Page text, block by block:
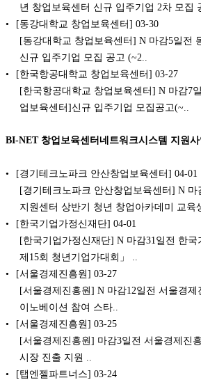
년 창업보육센터 신규 입주기업 2차 모집
[동강대학교 창업보육센터] 03-30
[동강대학교 창업보육센터] N 마감5일전
신규 입주기업 모집 공고 (~2..
[한국항공대학교 창업보육센터] 03-27
[한국항공대학교 창업보육센터] N 마감7
업보육센터]신규 입주기업 모집공고(~..
BI-NET 창업보육센터네트워크시스템 지원
[경기테크노파크 안산창업보육센터] 04-01
[경기테크노파크 안산창업보육센터] N 마
지원센터 상반기 청년 창업아카데미 교육
[한국기업가정신재단] 04-01
[한국기업가정신재단] N 마감31일전 한국
제15회 청년기업가대회」 ..
[서울경제진흥원] 03-27
[서울경제진흥원] N 마감12일전 서울경제
이노베이션 참여 스타..
[서울경제진흥원] 03-25
[서울경제진흥원] 마감3일전 서울경제진
시장 진출 지원 ..
[탭엔젤파트너스] 03-24